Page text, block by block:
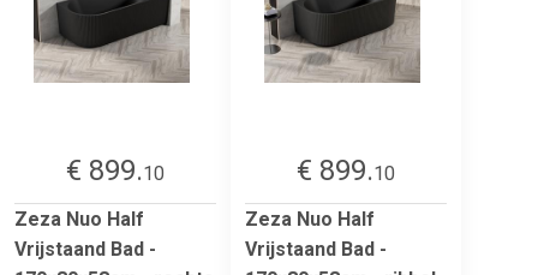
€ 899.10
Zeza Nuo Half
Vrijstaand Bad -
€ 899.10
Zeza Nuo Half
Vrijstaand Bad -